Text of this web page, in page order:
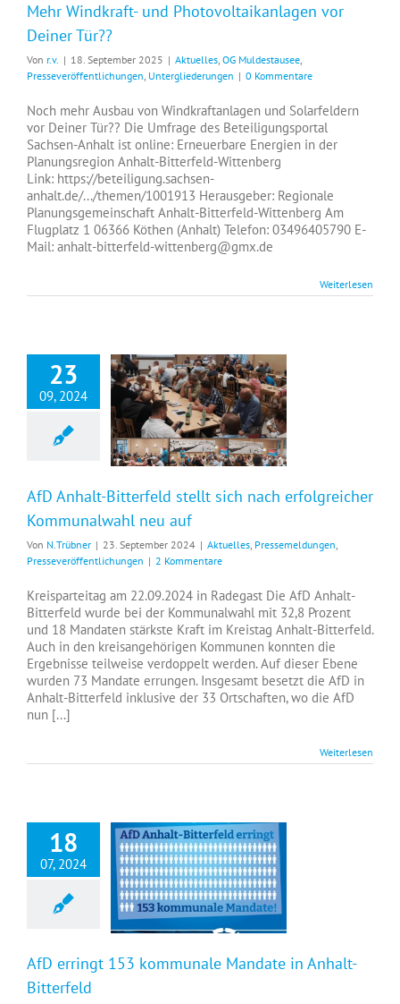
Mehr Windkraft- und Photovoltaikanlagen vor
Deiner Tür??
Von r.v. | 18. September 2025 | Aktuelles, OG Muldestausee,
Presseveröffentlichungen, Untergliederungen | 0 Kommentare
Noch mehr Ausbau von Windkraftanlagen und Solarfeldern
vor Deiner Tür?? Die Umfrage des Beteiligungsportal
Sachsen-Anhalt ist online: Erneuerbare Energien in der
Planungsregion Anhalt-Bitterfeld-Wittenberg
Link: https://beteiligung.sachsen-
anhalt.de/.../themen/1001913 Herausgeber: Regionale
Planungsgemeinschaft Anhalt-Bitterfeld-Wittenberg Am
Flugplatz 1 06366 Köthen (Anhalt) Telefon: 03496405790 E-
Mail: anhalt-bitterfeld-wittenberg@gmx.de
Weiterlesen
23
09, 2024
AfD Anhalt-Bitterfeld stellt sich nach erfolgreicher
Kommunalwahl neu auf
Von N.Trübner | 23. September 2024 | Aktuelles Pressemeldungen
Presseveröffentlichungen | 2 Kommentare
Kreisparteitag am 22.09.2024 in Radegast Die AfD Anhalt-
Bitterfeld wurde bei der Kommunalwahl mit 32,8 Prozent
und 18 Mandaten stärkste Kraft im Kreistag Anhalt-Bitterfeld.
Auch in den kreisangehörigen Kommunen konnten die
Ergebnisse teilweise verdoppelt werden. Auf dieser Ebene
wurden 73 Mandate errungen. Insgesamt besetzt die AfD in
Anhalt-Bitterfeld inklusive der 33 Ortschaften, wo die AfD
nun [...]
Weiterlesen
18
07, 2024
AfD erringt 153 kommunale Mandate in Anhalt-
Bitterfeld